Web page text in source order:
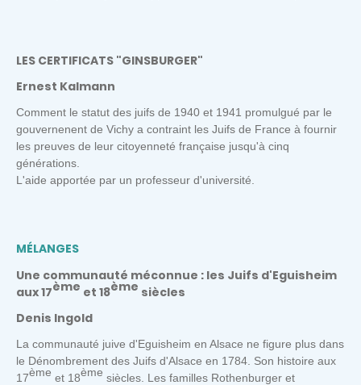
LES CERTIFICATS "GINSBURGER"
Ernest Kalmann
Comment le statut des juifs de 1940 et 1941 promulgué par le
gouvernenent de Vichy a contraint les Juifs de France à fournir
les preuves de leur citoyenneté française jusqu'à cinq
générations.
L'aide apportée par un professeur d'université.
MÉLANGES
Une communauté méconnue : les Juifs d'Eguisheim
aux 17ème et 18ème siècles
Denis Ingold
La communauté juive d'Eguisheim en Alsace ne figure plus dans
le Dénombrement des Juifs d'Alsace en 1784. Son histoire aux
17ème et 18ème siècles. Les familles Rothenburger et